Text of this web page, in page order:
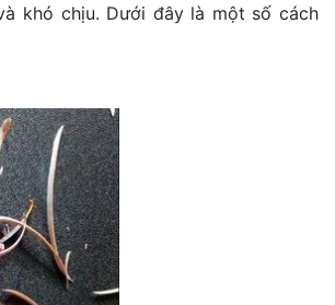
khó chịu. Dưới đây là một số cách